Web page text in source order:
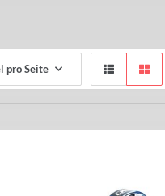
pro Seite